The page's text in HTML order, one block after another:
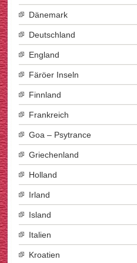
Dänemark
Deutschland
England
Färöer Inseln
Finnland
Frankreich
Goa – Psytrance
Griechenland
Holland
Irland
Island
Italien
Kroatien